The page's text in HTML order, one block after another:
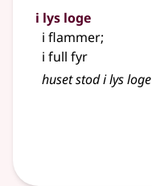
i lys loge
i flammer;
i full fyr
huset stod i lys loge